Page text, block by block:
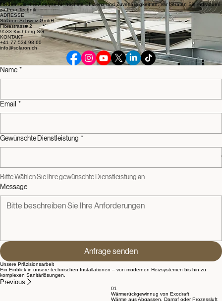
Intelligente Regelung für mehr Effizienz
Mit moderner Regeltechnik steuern wir Ihre Heiz-, PV und Lüftungsanlagen präzise nach Bedarf.
So vermeiden Sie Energieverluste, erhöhen den Komfort und behalten den Verbrauch und die
Kossten jederzeit im Blick – sowohl in Wohngebäuden als auch in Gewerbeobjekten.
Moderne Badsanierung aus einer Hand
Wir planen und realisieren Ihr Bad komplett neu. Von Plannung, Visualisierung bis zur
Fertigstellung.
Beratungstermin vereinbaren
Fordern Sie Ihre Analyse für höchste Effizienz und Zuverlässigkeit an. Wir beraten Sie individuell
zu Ihrer Technik.
Florastrasse 2
9533 Kirchberg SG
KONTAKT
Name *
Email *
Gewünschte Dienstleistung *
Anfrage senden